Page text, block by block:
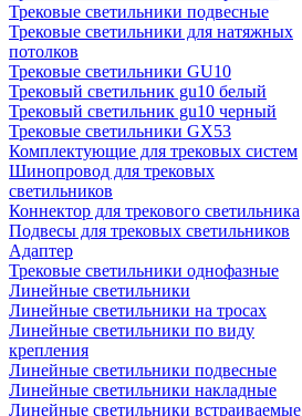
Трековые светильники подвесные
Трековые светильники для натяжных
потолков
Трековые светильники GU10
Трековый светильник gu10 белый
Трековый светильник gu10 черный
Трековые светильники GX53
Комплектующие для трековых систем
Шинопровод для трековых
светильников
Коннектор для трекового светильника
Подвесы для трековых светильников
Адаптер
Трековые светильники однофазные
Линейные светильники
Линейные светильники на тросах
Линейные светильники по виду
крепления
Линейные светильники подвесные
Линейные светильники накладные
Линейные светильники встраиваемые